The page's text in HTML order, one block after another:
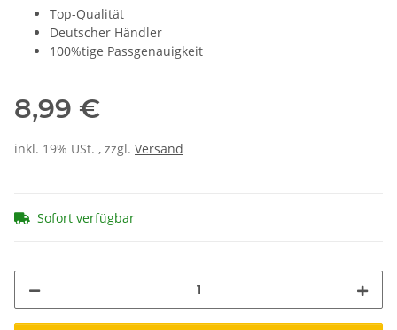
Top-Qualität
Deutscher Händler
100%tige Passgenauigkeit
8,99 €
inkl. 19% USt. , zzgl. Versand
Sofort verfügbar